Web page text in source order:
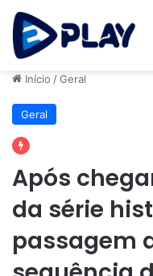
Início /Geral
Geral
Após
da série
passagem